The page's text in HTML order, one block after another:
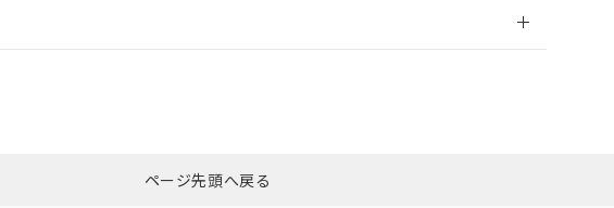
ダウンロードはこちらページ先頭へ戻る